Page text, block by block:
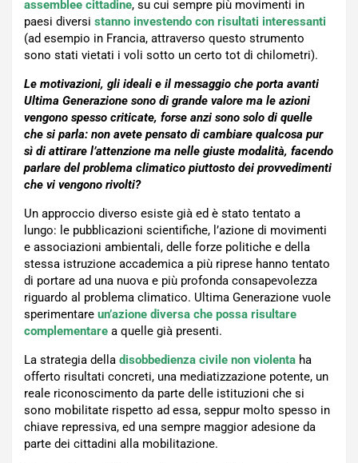
assemblee cittadine, su cui sempre più movimenti in
paesi diversi stanno investendo con risultati interessanti
(ad esempio in Francia, attraverso questo strumento
sono stati vietati i voli sotto un certo tot di chilometri).
Le motivazioni, gli ideali e il messaggio che porta avanti
Ultima Generazione sono di grande valore ma le azioni
vengono spesso criticate, forse anzi sono solo di quelle
che si parla: non avete pensato di cambiare qualcosa pur
sì di attirare l’attenzione ma nelle giuste modalità, facendo
parlare del problema climatico piuttosto dei provvedimenti
che vi vengono rivolti?
Un approccio diverso esiste già ed è stato tentato a
lungo: le pubblicazioni scientifiche, l’azione di movimenti
e associazioni ambientali, delle forze politiche e della
stessa istruzione accademica a più riprese hanno tentato
di portare ad una nuova e più profonda consapevolezza
riguardo al problema climatico. Ultima Generazione vuole
sperimentare un’azione diversa che possa risultare
complementare a quelle già presenti.
La strategia della disobbedienza civile non violenta ha
offerto risultati concreti, una mediatizzazione potente, un
reale riconoscimento da parte delle istituzioni che si
sono mobilitate rispetto ad essa, seppur molto spesso in
chiave repressiva, ed una sempre maggior adesione da
parte dei cittadini alla mobilitazione.